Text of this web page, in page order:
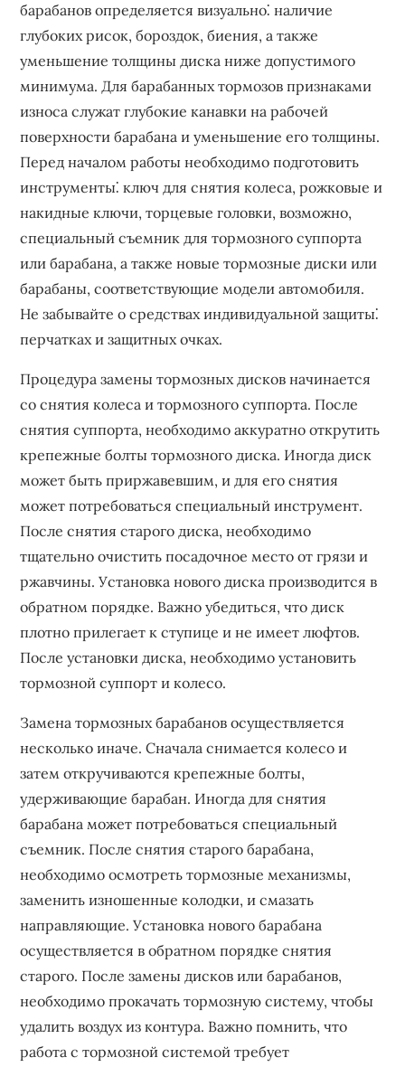
барабанов определяется визуально⁚ наличие
глубоких рисок, бороздок, биения, а также
уменьшение толщины диска ниже допустимого
минимума. Для барабанных тормозов признаками
износа служат глубокие канавки на рабочей
поверхности барабана и уменьшение его толщины.
Перед началом работы необходимо подготовить
инструменты⁚ ключ для снятия колеса, рожковые и
накидные ключи, торцевые головки, возможно,
специальный съемник для тормозного суппорта
или барабана, а также новые тормозные диски или
барабаны, соответствующие модели автомобиля.
Не забывайте о средствах индивидуальной защиты⁚
перчатках и защитных очках.
Процедура замены тормозных дисков начинается
со снятия колеса и тормозного суппорта. После
снятия суппорта, необходимо аккуратно открутить
крепежные болты тормозного диска. Иногда диск
может быть приржавевшим, и для его снятия
может потребоваться специальный инструмент.
После снятия старого диска, необходимо
тщательно очистить посадочное место от грязи и
ржавчины. Установка нового диска производится в
обратном порядке. Важно убедиться, что диск
плотно прилегает к ступице и не имеет люфтов.
После установки диска, необходимо установить
тормозной суппорт и колесо.
Замена тормозных барабанов осуществляется
несколько иначе. Сначала снимается колесо и
затем откручиваются крепежные болты,
удерживающие барабан. Иногда для снятия
барабана может потребоваться специальный
съемник. После снятия старого барабана,
необходимо осмотреть тормозные механизмы,
заменить изношенные колодки, и смазать
направляющие. Установка нового барабана
осуществляется в обратном порядке снятия
старого. После замены дисков или барабанов,
необходимо прокачать тормозную систему, чтобы
удалить воздух из контура. Важно помнить, что
работа с тормозной системой требует